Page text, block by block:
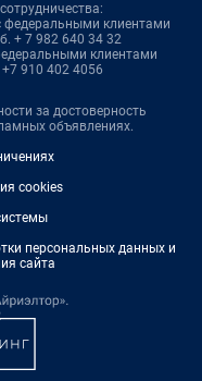
клиентами
+ 7 982 640 34 32
клиентами
910 402 4056
за достоверность
объявлениях.
cookies
персональных данных и
сайта